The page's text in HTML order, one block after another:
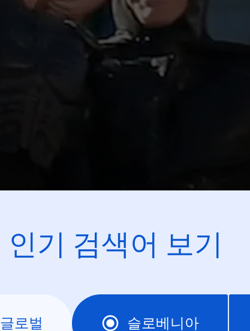
인기 검색어 보기
글로벌 슬로베니아